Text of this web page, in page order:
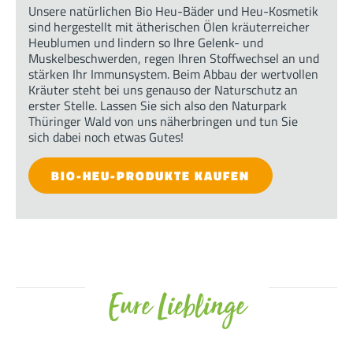
Unsere natürlichen Bio Heu-Bäder und Heu-Kosmetik
sind hergestellt mit ätherischen Ölen kräuterreicher
Heublumen und lindern so Ihre Gelenk- und
Muskelbeschwerden, regen Ihren Stoffwechsel an und
stärken Ihr Immunsystem. Beim Abbau der wertvollen
Kräuter steht bei uns genauso der Naturschutz an
erster Stelle. Lassen Sie sich also den Naturpark
Thüringer Wald von uns näherbringen und tun Sie
sich dabei noch etwas Gutes!
BIO-HEU-PRODUKTE KAUFEN
Eure Lieblinge